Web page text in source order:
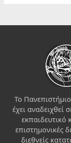
Το
έχει αναδειχθεί
εκπαιδευτικό
επιστημονικές
διεθνείς